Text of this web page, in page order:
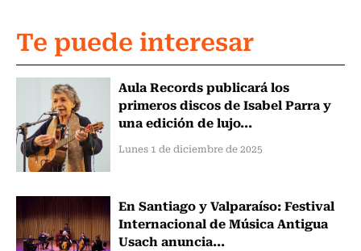
Te puede interesar
Aula Records publicará los
primeros discos de Isabel Parra y
una edición de lujo...
Lunes 1 de diciembre de 2025
En Santiago y Valparaíso: Festival
Internacional de Música Antigua
Usach anuncia...